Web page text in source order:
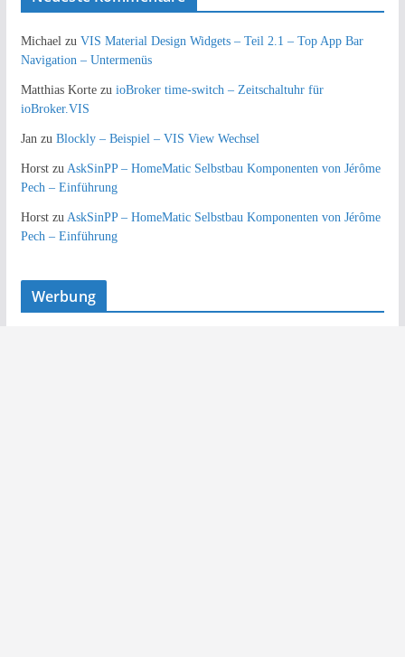
Michaelzu VIS Material Design Widgets – Teil 2.1 – Top App Bar
Navigation – Untermenüs
Matthias Kortezu ioBroker time-switch – Zeitschaltuhr für
ioBroker.VIS
Janzu Blockly – Beispiel – VIS View Wechsel
Horstzu AskSinPP – HomeMatic Selbstbau Komponenten von Jérôme
Pech – Einführung
Horstzu AskSinPP – HomeMatic Selbstbau Komponenten von Jérôme
Pech – Einführung
Werbung